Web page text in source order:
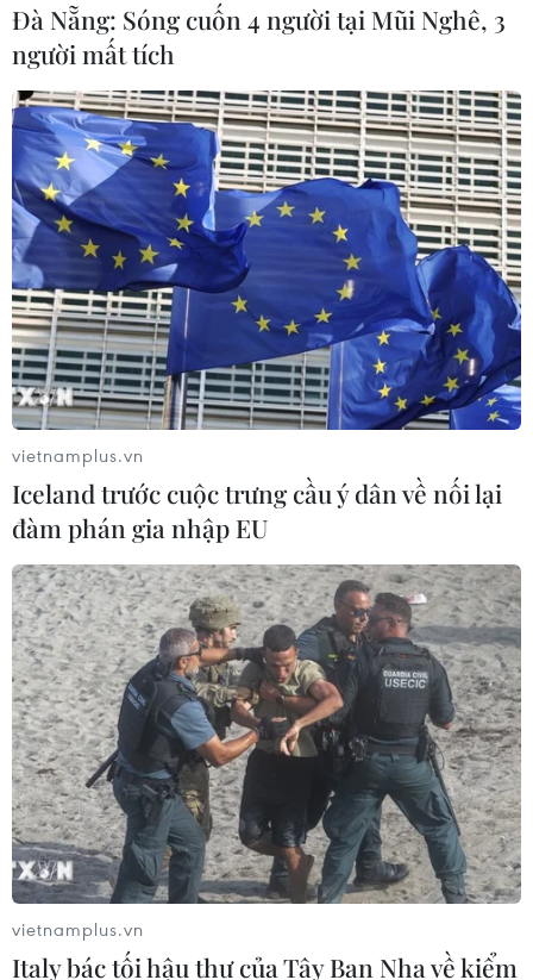
TIN CÙNG CHUYÊN MỤC
Thánh đường Emir
Abdelkader - biểu tượng văn hóa,
tôn giáo của Constantine
08/08/2026 08:35
Trưng bày sách, báo, ảnh khắc họa
chân dung người chiến sỹ Công an
Thủ đô
Đà Nẵng: Sóng cuốn 4 người tại Mũi Nghê, 3
người mất tích
vietnamplus.vn
Iceland trước cuộc trưng cầu ý dân về nối lại
đàm phán gia nhập EU
vietnamplus.vn
Italy bác tối hậu thư của Tây Ban Nha về kiểm